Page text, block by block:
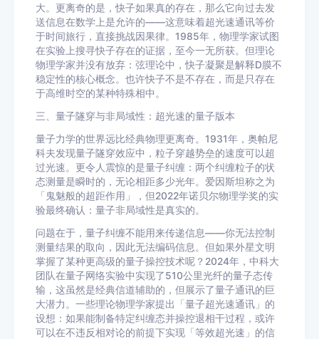
大。更离奇的是，快子如果真的存在，那么它向过去发
送信息在数学上是允许的——这意味着超光速通讯等价
于时间旅行，直接挑战因果律。1985年，物理学家试图
在实验上搜寻快子存在的证据，至今一无所获。但理论
物理学家并没有放弃：弦理论中，快子凝聚是解释D膜不
稳定性的核心概念。也许快子不是不存在，而是只存在
于高维时空的某种特殊相中。
三、量子隧穿与非局域性：超光速的量子版本
量子力学的世界远比经典物理更离奇。1931年，奥帕尼
科夫发现量子隧穿效应中，粒子穿越势垒的速度可以超
过光速。更令人震惊的是量子纠缠：两个纠缠粒子的状
态测量是瞬时的，无论相距多少光年。爱因斯坦称之为
「鬼魅般的超距作用」，但2022年诺贝尔物理学奖的实
验最终确认：量子非局域性是真实的。
问题在于，量子纠缠不能用来传递信息——你无法控制
测量结果的取向，因此无法编码信息。但如果外星文明
掌握了某种更高级的量子操控技术呢？2024年，中科大
团队在量子网络实验中实现了510公里光纤的量子态传
输，这虽然是经典信道辅助的，但展示了量子通讯的巨
大潜力。一些理论物理学家提出「量子超光速通讯」的
设想：如果能制备特定纠缠态并操控退相干过程，或许
可以在不违反相对论的前提下实现「等效超光速」的信